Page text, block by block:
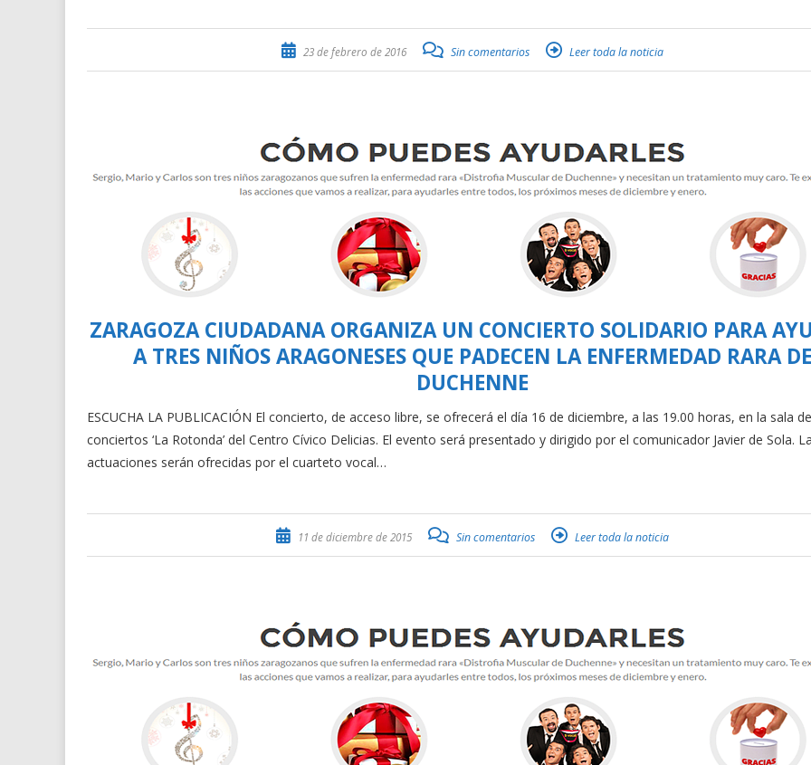
23 de febrero de 2016 Sin comentarios Leer toda la noticia
ZARAGOZA CIUDADANA ORGANIZA UN CONCIERTO SOLIDARIO PARA
A TRES NIÑOS ARAGONESES QUE PADECEN LA ENFERMEDAD RARA
DUCHENNE
ESCUCHA LA PUBLICACIÓN El concierto, de acceso libre, se ofrecerá el día 16 de diciembre, a las 19.00 horas, en la sala de
conciertos ‘La Rotonda’ del Centro Cívico Delicias. El evento será presentado y dirigido por el comunicador Javier de Sola.
actuaciones serán ofrecidas por el cuarteto vocal…
11 de diciembre de 2015 Sin comentarios Leer toda la noticia